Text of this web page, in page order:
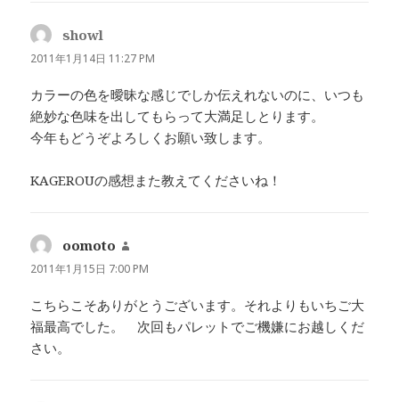
showl
り:
2011年1月14日 11:27 PM
カラーの色を曖昧な感じでしか伝えれないのに、いつも
絶妙な色味を出してもらって大満足しとります。
今年もどうぞよろしくお願い致します。
KAGEROUの感想また教えてくださいね！
oomoto
り:
2011年1月15日 7:00 PM
こちらこそありがとうございます。それよりもいちご大
福最高でした。 次回もパレットでご機嫌にお越しくだ
さい。